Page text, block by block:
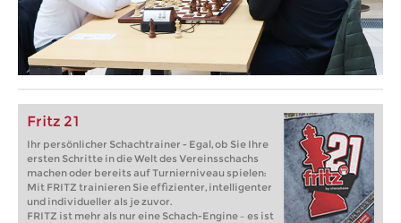
Fritz 21
Ihr persönlicher Schachtrainer - Egal, ob Sie Ihre
ersten Schritte in die Welt des Vereinsschachs
machen oder bereits auf Turnierniveau spielen:
Mit FRITZ trainieren Sie effizienter, intelligenter
und individueller als je zuvor.
FRITZ ist mehr als nur eine Schach-Engine – es ist